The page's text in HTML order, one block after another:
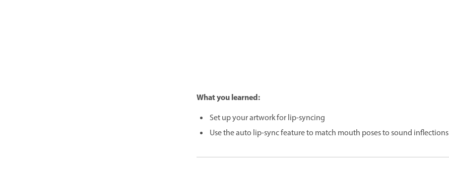
What you learned:
Set up your artwork for lip-syncing
Use the auto lip-sync feature to match mouth poses to sound inflections